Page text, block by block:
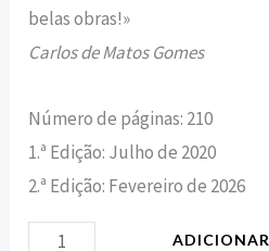
belas obras!»
Carlos de Matos Gomes
Número de páginas: 210
1.ª Edição: Julho de 2020
2.ª Edição: Fevereiro de 2026
ADICIONAR